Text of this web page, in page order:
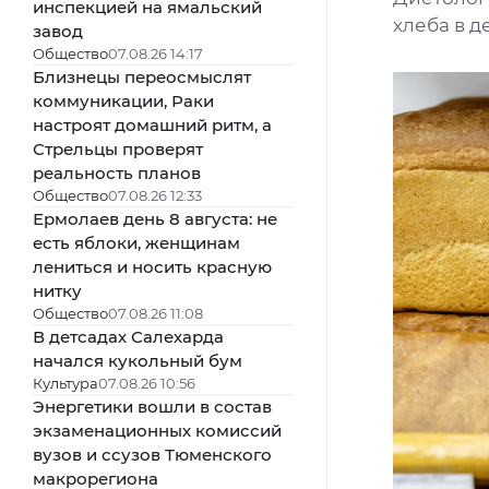
инспекцией на ямальский
завод
Общество07.08.26 14:17
Близнецы переосмыслят
коммуникации, Раки
настроят домашний ритм, а
Стрельцы проверят
реальность планов
Общество07.08.26 12:33
Ермолаев день 8 августа: не
есть яблоки, женщинам
лениться и носить красную
нитку
Общество07.08.26 11:08
В детсадах Салехарда
начался кукольный бум
Культура07.08.26 10:56
Энергетики вошли в состав
экзаменационных комиссий
вузов и ссузов Тюменского
макрорегиона
хлеба в